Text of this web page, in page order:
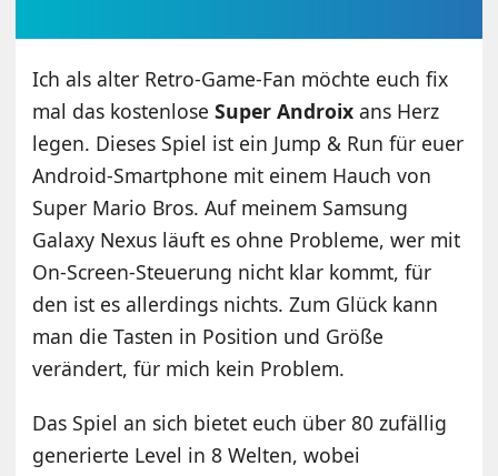
Ich als alter Retro-Game-Fan möchte euch fix
mal das kostenloseSuper Androix ans Herz
legen. Dieses Spiel ist ein Jump & Run für euer
Android-Smartphone mit einem Hauch von
Super Mario Bros. Auf meinem Samsung
Galaxy Nexus läuft es ohne Probleme, wer mit
On-Screen-Steuerung nicht klar kommt, für
den ist es allerdings nichts. Zum Glück kann
man die Tasten in Position und Größe
verändert, für mich kein Problem.
Das Spiel an sich bietet euch über 80 zufällig
generierte Level in 8 Welten, wobei